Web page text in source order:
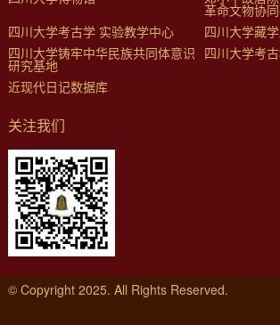
革命文物协
四川大学考古学 实验教学中心
四川大学藏
四川大学铸牢中华民族共同体意识
研究基地
四川大学考
近现代日记数据库
关注我们
© Copyright 2025. All Rights Reserved.